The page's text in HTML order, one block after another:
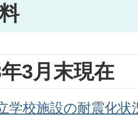
3月末現在
学校施設の耐震化